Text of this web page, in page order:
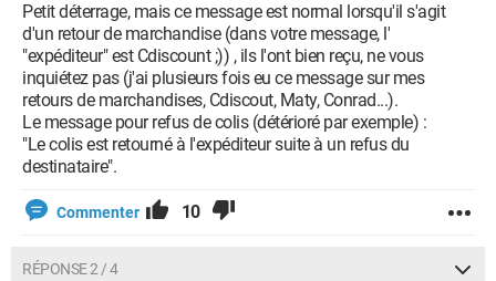
Petit déterrage, mais ce message est normal lorsqu'il s'agit
d'un retour de marchandise (dans votre message, l'
"expéditeur" est Cdiscount ;)) , ils l'ont bien reçu, ne vous
inquiétez pas (j'ai plusieurs fois eu ce message sur mes
retours de marchandises, Cdiscout, Maty, Conrad...).
Le message pour refus de colis (détérioré par exemple) :
"Le colis est retourné à l'expéditeur suite à un refus du
destinataire".
Commenter 10
RÉPONSE 2 / 4